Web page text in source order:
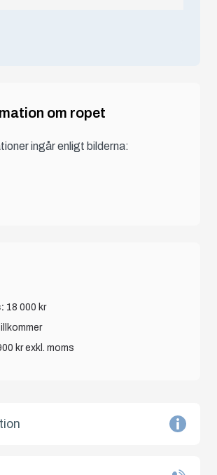
om ropet
ingår enligt bilderna:
18 000 kr
krexkl. moms